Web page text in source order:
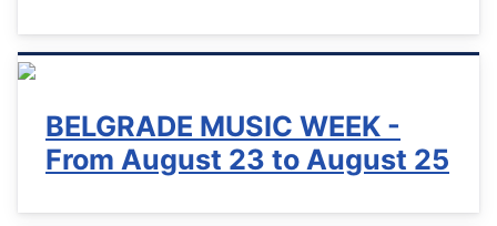
BELGRADE MUSIC WEEK -
From August 23 to August 25